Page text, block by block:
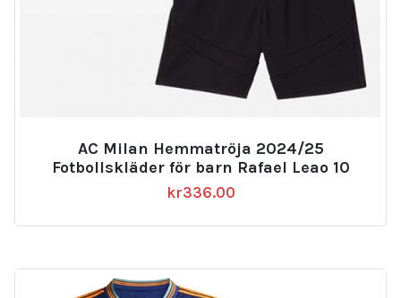
AC Milan Hemmatröja 2024/25
Fotbollskläder för barn Rafael Leao 10
kr336.00